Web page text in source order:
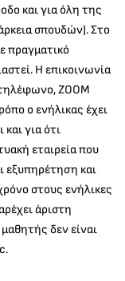
και για όλη της
σπουδών). Στο
πραγματικό
Η επικοινωνία
τηλέφωνο, ΖΟΟΜ
ο ενήλικας έχει
για ότι
εταιρεία που
εξυπηρέτηση και
στους ενήλικες
άριστη
δεν είναι